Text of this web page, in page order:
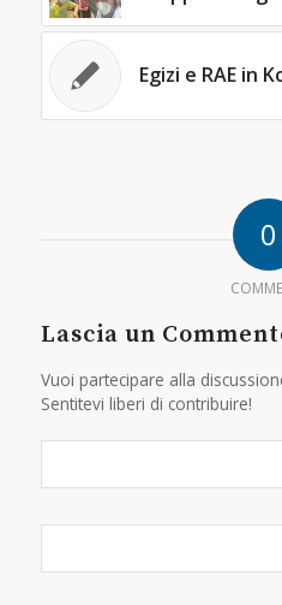
Egizi e RAE in
0
Lascia un
Vuoi partecipare alla
Sentitevi liberi di contribuire!